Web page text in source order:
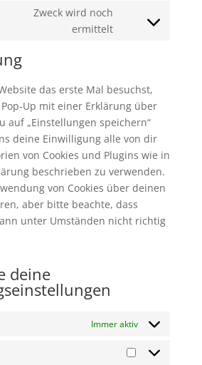
service
Zweck wird noch
ermittelt
Consent
das erste Mal besuchst,
Up mit einer Erklärung über
auf „Einstellungen speichern“
deine Einwilligung alle von dir
von Cookies und Plugins wie in
beschrieben zu verwenden.
von Cookies über deinen
aber bitte beachte, dass
unter Umständen nicht richtig
deine
Immer aktiv
Marketing